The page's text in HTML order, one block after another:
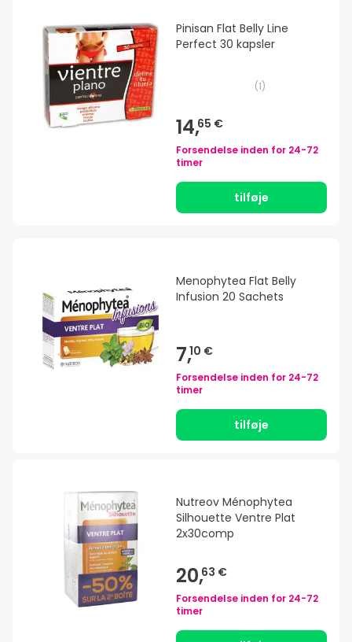
Pinisan Flat Belly Line
Perfect 30 kapsler
(1)
14,65 €
Forsendelse inden for 24-72
timer
tilføje
Menophytea Flat Belly
Infusion 20 Sachets
7,10 €
Forsendelse inden for 24-72
timer
tilføje
Nutreov Ménophytea
Silhouette Ventre Plat
2x30comp
20,63 €
Forsendelse inden for 24-72
timer